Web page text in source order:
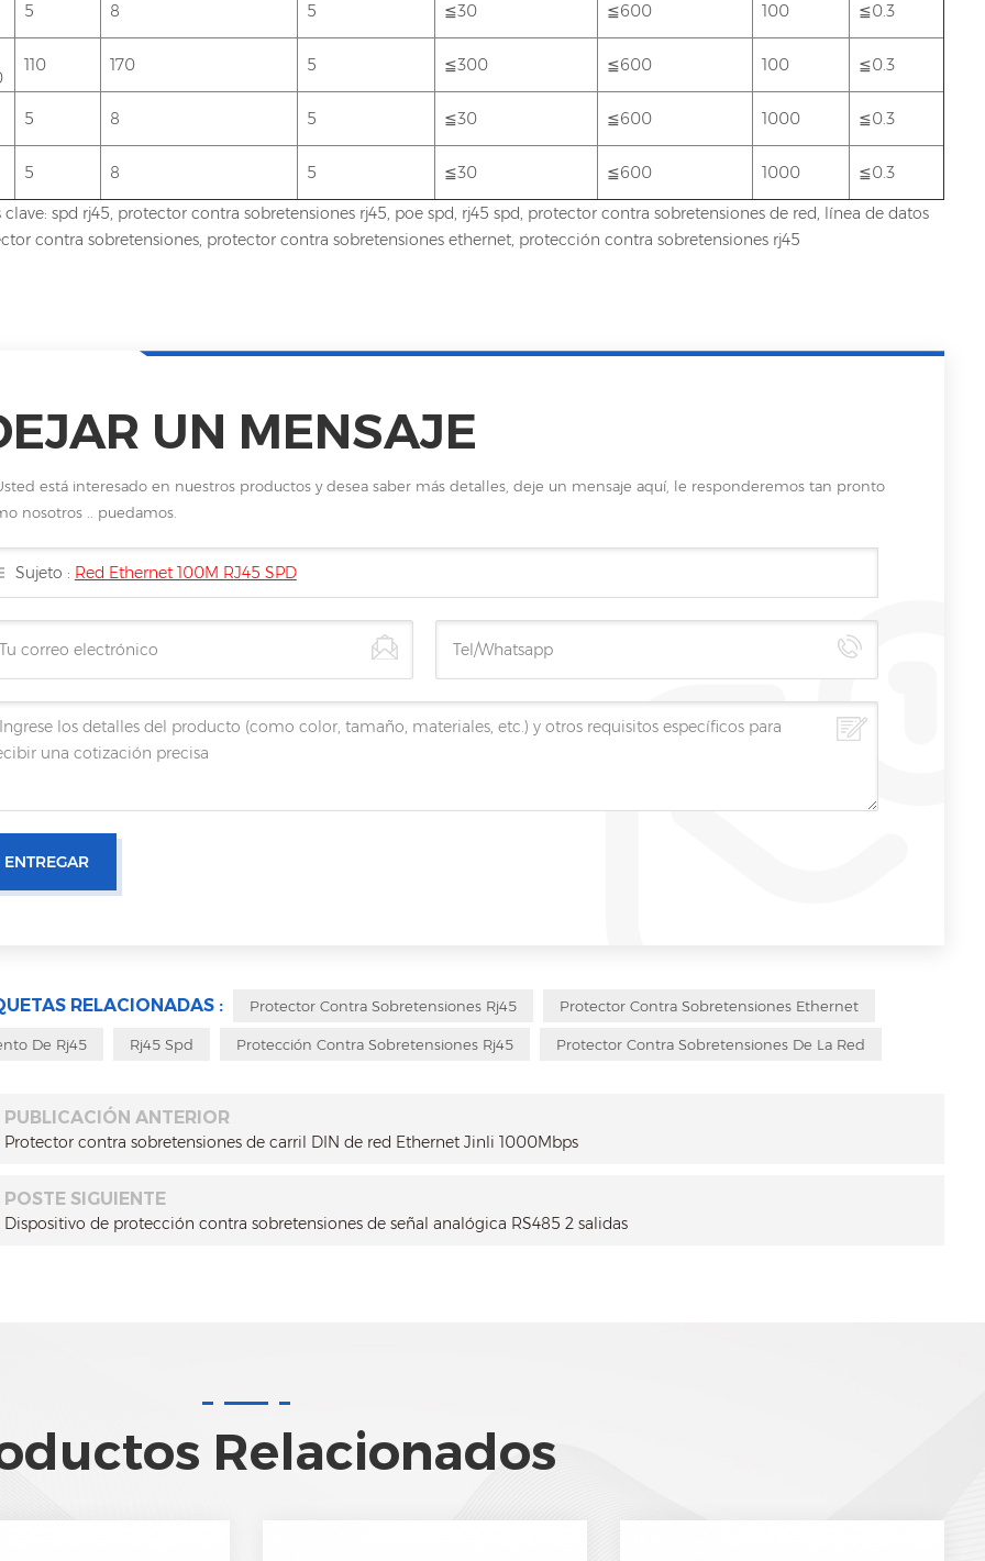
5 8 5 ≦30 ≦600 100 ≦0.3
110 170 5 ≦300 ≦600 100 ≦0.3
5 8 5 ≦30 ≦600 1000 ≦0.3
5 8 5 ≦30 ≦600 1000 ≦0.3
clave: spd rj45, protector contra sobretensiones rj45, poe spd, rj45 spd, protector contra sobretensiones de red, línea de datos
contra sobretensiones, protector contra sobretensiones ethernet, protección contra sobretensiones rj45
UN MENSAJE
está interesado en nuestros productos y desea saber más detalles, deje un mensaje aquí, le responderemos tan pronto
nosotros .. puedamos.
Sujeto : Red Ethernet 100M RJ45 SPD
RELACIONADAS : Protector Contra Sobretensiones Rj45 Protector Contra Sobretensiones Ethernet
De Rj45 Rj45 Spd Protección Contra Sobretensiones Rj45 Protector Contra Sobretensiones De La Red
PUBLICACIÓN ANTERIOR
Protector contra sobretensiones de carril DIN de red Ethernet Jinli 1000Mbps
POSTE SIGUIENTE
Dispositivo de protección contra sobretensiones de señal analógica RS485 2 salidas
Relacionados